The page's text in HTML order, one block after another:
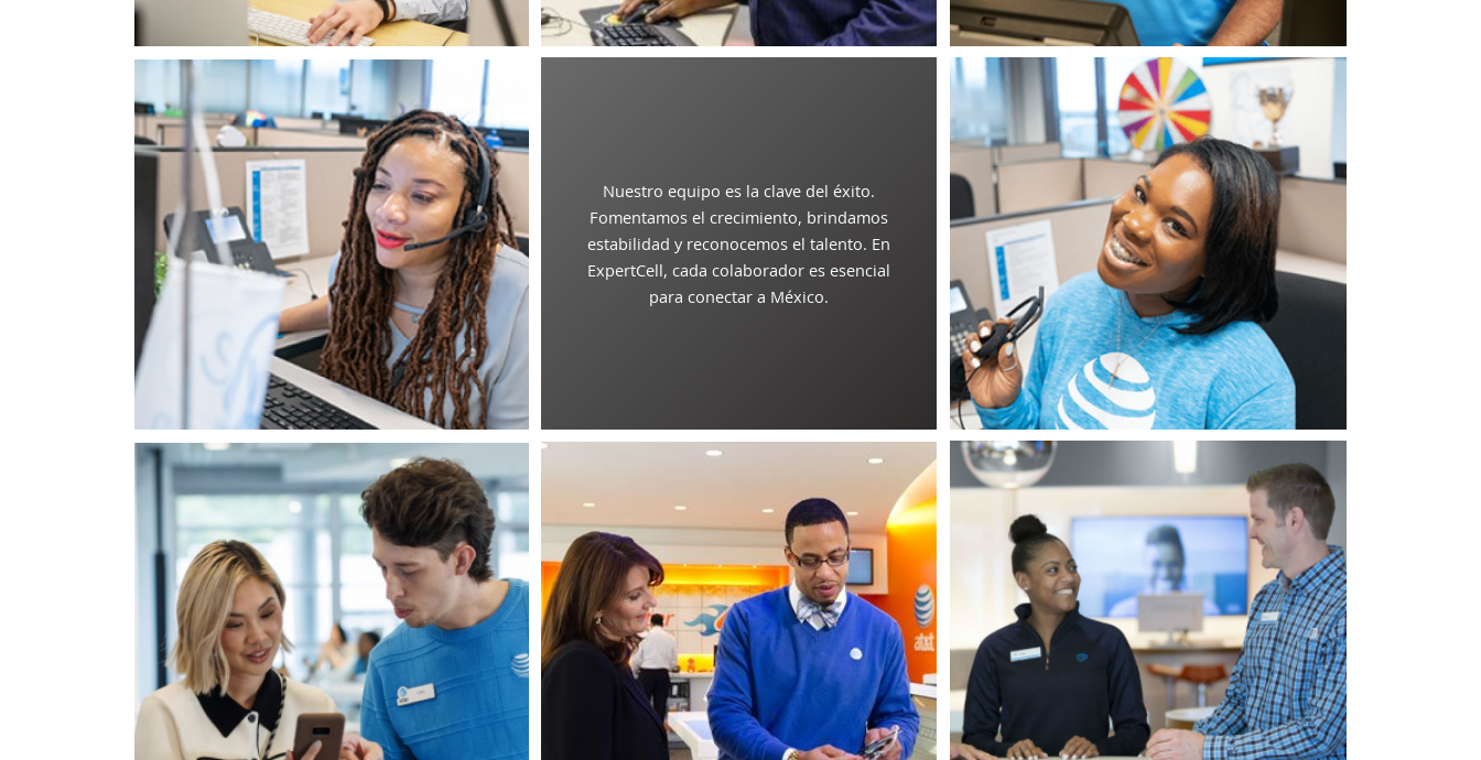
Nuestro equipo es la clave del éxito.
Fomentamos el crecimiento, brindamos
estabilidad y reconocemos el talento. En
ExpertCell, cada colaborador es esencial
para conectar a México.